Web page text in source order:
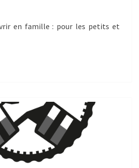
en famille : pour les petits et